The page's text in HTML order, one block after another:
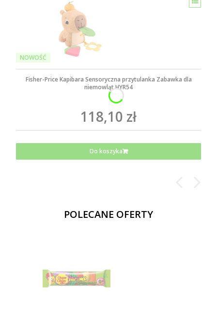
NOWOŚĆ
Fisher-Price Kapibara Sensoryczna przytulanka Zabawka dla
niemowląt HYR54
118,10 zł
Do koszyka
POLECANE OFERTY